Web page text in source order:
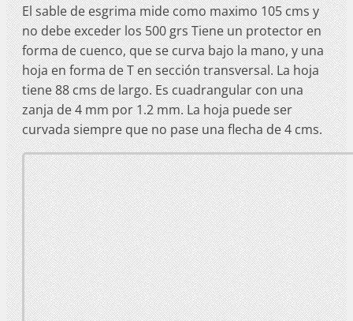
El sable de esgrima mide como maximo 105 cms y
no debe exceder los 500 grs Tiene un protector en
forma de cuenco, que se curva bajo la mano, y una
hoja en forma de T en sección transversal. La hoja
tiene 88 cms de largo. Es cuadrangular con una
zanja de 4 mm por 1.2 mm. La hoja puede ser
curvada siempre que no pase una flecha de 4 cms.